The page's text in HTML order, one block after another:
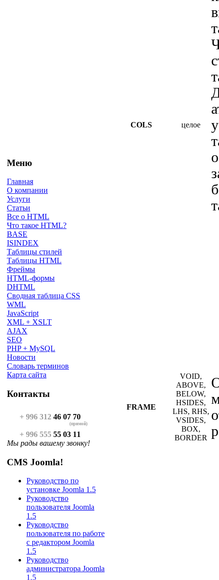
Меню
Главная
О компании
Услуги
Статьи
Все о HTML
Что такое HTML?
BASE
ISINDEX
Таблицы стилей
Таблицы HTML
Фреймы
HTML-формы
DHTML
Сводная таблица CSS
WML
JavaScript
XML + XSLT
AJAX
SEO
PHP + MySQL
Новости
Словарь терминов
Карта сайта
Контакты
+ 996 312 46 07 70
(прямой)
+ 996 555 55 03 11
Мы рады вашему звонку!
CMS Joomla!
Руководство по
установке Joomla 1.5
Руководство
пользователя Joomla
1.5
Руководство
пользователя по работе
с редактором Joomla
1.5
Руководство
администратора Joomla
1.5
COLS целое
FRAME
VOID,
ABOVE,
BELOW,
HSIDES,
LHS, RHS,
VSIDES,
BOX,
BORDER